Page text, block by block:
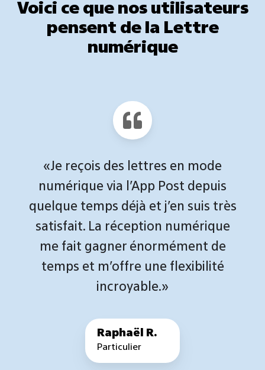
Voici ce que nos utilisateurs
pensent de la Lettre
numérique
«Je reçois des lettres en mode
numérique via l’App Post depuis
quelque temps déjà et j’en suis très
satisfait. La réception numérique
me fait gagner énormément de
temps et m’offre une flexibilité
incroyable.»
Raphaël R.
Particulier